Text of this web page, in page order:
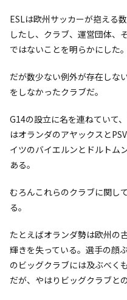
ESLは欧州サッカーが抱える
したし、クラブ、運営団体、
ではないことを明らかにした。
だが数少ない例外が存在しな
をしなかったクラブだ。
G14の設立に名を連ねていて
はオランダのアヤックスと
イツのバイエルンとドルトム
ある。
むろんこれらのクラブに関し
る。
たとえばオランダ勢は欧州の
輝きを失っている。選手の顔
のビッグクラブには及ぶべく
だが、やはりビッグクラブと